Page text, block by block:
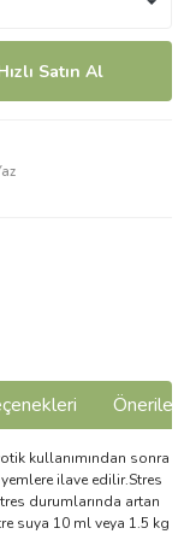
Satın Al
kullanımından sonra
ilave edilir.Stres
durumlarında artan
suya 10 ml veya 1.5 kg